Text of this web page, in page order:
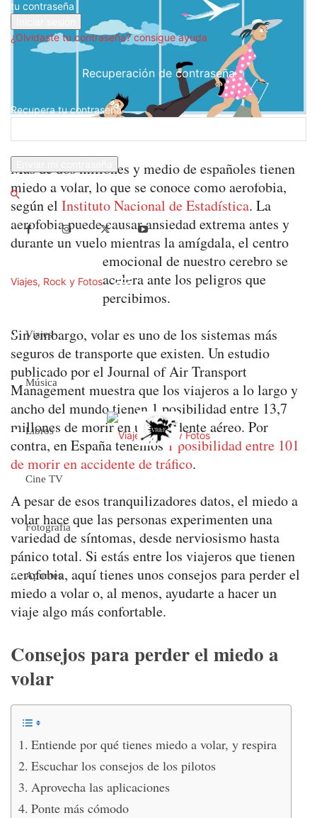
tu contraseña
¿Olvidaste tu contraseña? consigue ayuda
Recuperación de contraseña
Recupera tu contraseña
Se te ha enviado una contraseña por correo electrónico.
Viajes, Rock y Fotos
Viajes
Música
Libros
Cine TV
Fotografía
Apuntes
Más de dos millones y medio de españoles tienen
miedo a volar, lo que se conoce como aerofobia,
según el Instituto Nacional de Estadística. La
aerofobia puede causar ansiedad extrema antes y
durante un vuelo mientras la amígdala, el centro
emocional de nuestro cerebro se
acelera ante los peligros que
percibimos.
Sin embargo, volar es uno de los sistemas más
seguros de transporte que existen. Un estudio
publicado por el Journal of Air Transport
Management muestra que los viajeros a lo largo y
ancho del mundo tienen 1 posibilidad entre 13,7
millones de morir en un accidente aéreo. Por
contra, en España tenemos 1 posibilidad entre 101
de morir en accidente de tráfico.
A pesar de esos tranquilizadores datos, el miedo a
volar hace que las personas experimenten una
variedad de síntomas, desde nerviosismo hasta
pánico total. Si estás entre los viajeros que tienen
aerofobia, aquí tienes unos consejos para perder el
miedo a volar o, al menos, ayudarte a hacer un
viaje algo más confortable.
Consejos para perder el miedo a
volar
Entiende por qué tienes miedo a volar, y respira
Escuchar los consejos de los pilotos
Aprovecha las aplicaciones
Ponte más cómodo